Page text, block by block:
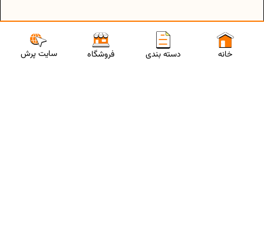
سایت پرش فروشگاه دسته بندی خانه